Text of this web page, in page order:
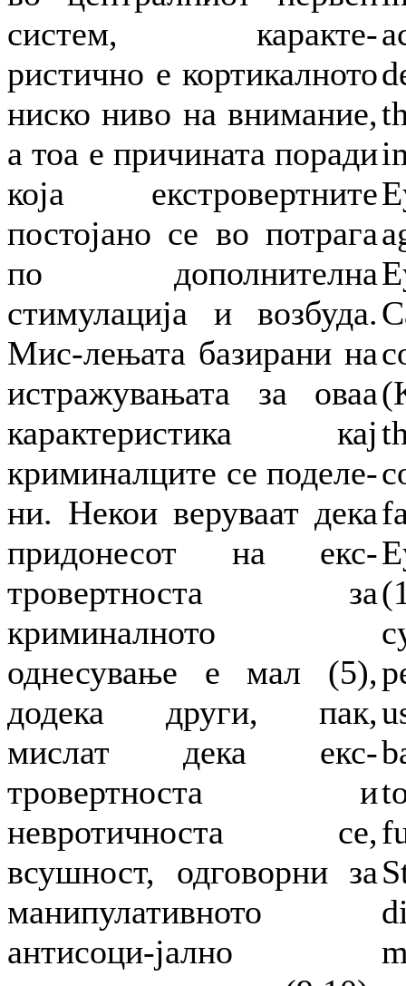
систем, каракте-
ристично е кортикалното
ниско ниво на внимание,
а тоа е причината поради
која екстровертните
постојано се во потрага
по дополнителна
стимулација и возбуда.
Мис-лењата базирани на
истражувањата за оваа
карактеристика кај
криминалците се поделе-
ни. Некои веруваат дека
придонесот на екс-
тровертноста за
криминалното
однесување е мал (5),
додека други, пак,
мислат дека екс-
тровертноста и
невротичноста се,
всушност, одговорни за
манипулативното
антисоци-јално